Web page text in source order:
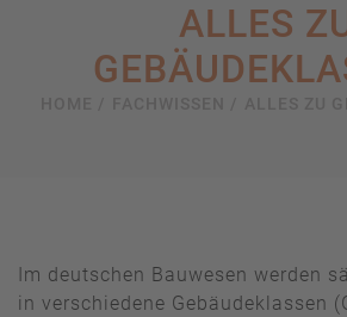
ALLES
Im deutschen Bauwesen werden
in verschiedene Gebäudeklassen